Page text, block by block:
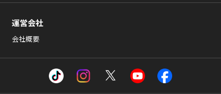
運営会社
会社概要